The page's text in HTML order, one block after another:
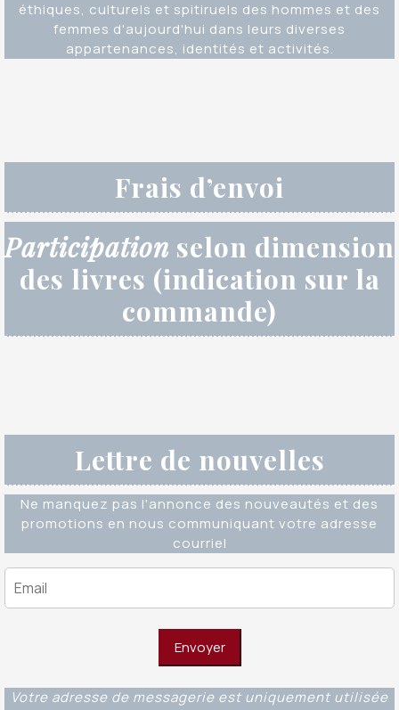
éthiques, culturels et spitiruels des hommes et des
femmes d'aujourd'hui dans leurs diverses
appartenances, identités et activités.
Frais d’envoi
Participation selon dimension
des livres (indication sur la
commande)
Lettre de nouvelles
Ne manquez pas l'annonce des nouveautés et des
promotions en nous communiquant votre adresse
courriel
Votre adresse de messagerie est uniquement utilisée